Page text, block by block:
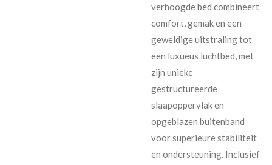
verhoogde bed combineert
comfort, gemak en een
geweldige uitstraling tot
een luxueus luchtbed, met
zijn unieke
gestructureerde
slaapoppervlak en
opgeblazen buitenband
voor superieure stabiliteit
en ondersteuning. Inclusief